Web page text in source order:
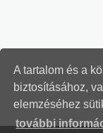
A tartalom és a
biztosításához,
elemzéséhez
további